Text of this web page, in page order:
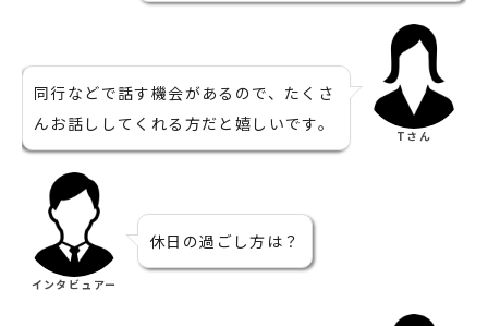
同行などで話す機会があるので、たくさ
んお話ししてくれる方だと嬉しいです。
Tさん
インタビュアー
休日の過ごし方は？